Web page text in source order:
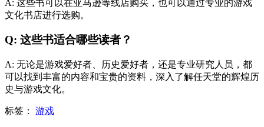
A: 这些书可以在亚马逊等线店购买，也可以通过专业的游戏
文化书店进行选购。
Q: 这些书适合哪些读者？
A: 无论是游戏爱好者、历史爱好者，还是专业研究人员，都
可以找到丰富的内容和宝贵的资料，深入了解任天堂的辉煌历
史与游戏文化。
标签： 游戏